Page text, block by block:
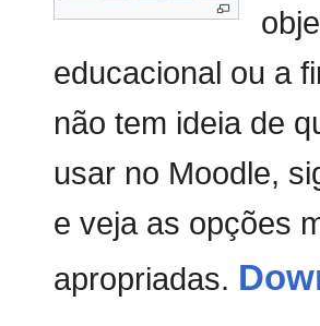
educacional ou a
não tem ideia de
usar no Moodle,
e veja as opções
apropriadas.